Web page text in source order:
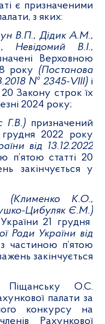
є призначеними
з яких:
В.П., Дідик А.М.,
В.І.,
Верховною
року (Постанова
№ 2345-VIII) і
20 Закону строк їх
2024 року;
Г.В.)призначений
2022 року
від 13.12.2022
п’ятою статті 20
закінчується у
(Клименко К.О.,
Цибуляк Є.М.)
21 грудня
Ради України від
частиною п’ятою
закінчується
О.С.
палати за
конкурсу на
Рахункової